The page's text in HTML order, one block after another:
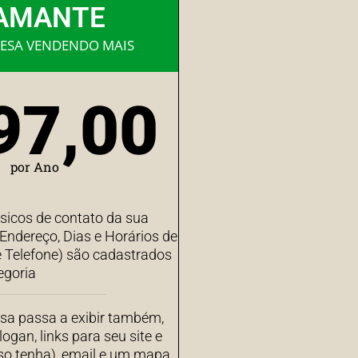
VENDENDO MAIS
por Ano
de contato da sua
Dias e Horários de
são cadastrados
passa a exibir também,
links para seu site e
tenha), email e um mapa